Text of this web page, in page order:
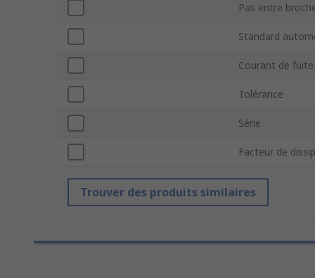
Pas entre
Standard
Courant de fuite
Tolérance
Série
Facteur de
Trouver des produits similaires